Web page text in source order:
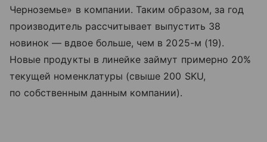
Черноземье» в компании. Таким образом, за год
производитель рассчитывает выпустить 38
новинок — вдвое больше, чем в 2025-м (19).
Новые продукты в линейке займут примерно 20%
текущей номенклатуры (свыше 200 SKU,
по собственным данным компании).